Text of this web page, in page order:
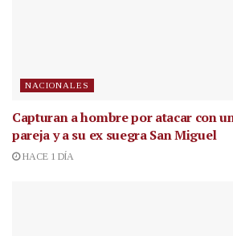
NACIONALES
Capturan a hombre por atacar con
pareja y a su ex suegra San Miguel
HACE 1 DÍA